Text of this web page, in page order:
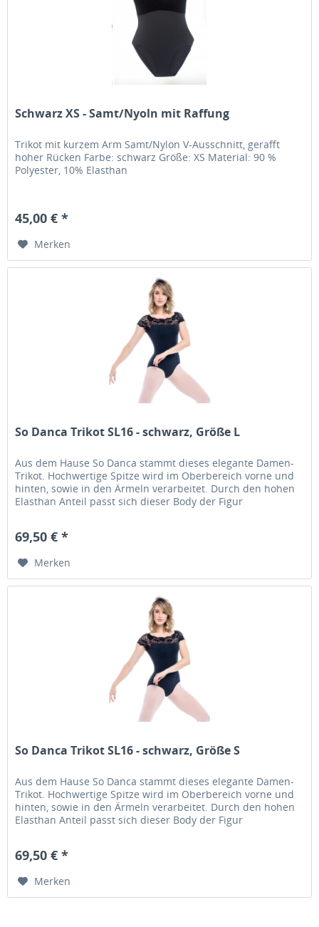
Schwarz XS - Samt/Nyoln mit Raffung
Trikot mit kurzem Arm Samt/Nylon V-Ausschnitt, gerafft
hoher Rücken Farbe: schwarz Größe: XS Material: 90 %
Polyester, 10% Elasthan
45,00 € *
Merken
So Danca Trikot SL16 - schwarz, Größe L
Aus dem Hause So Danca stammt dieses elegante Damen-
Trikot. Hochwertige Spitze wird im Oberbereich vorne und
hinten, sowie in den Ärmeln verarbeitet. Durch den hohen
Elasthan Anteil passt sich dieser Body der Figur
69,50 € *
Merken
So Danca Trikot SL16 - schwarz, Größe S
Aus dem Hause So Danca stammt dieses elegante Damen-
Trikot. Hochwertige Spitze wird im Oberbereich vorne und
hinten, sowie in den Ärmeln verarbeitet. Durch den hohen
Elasthan Anteil passt sich dieser Body der Figur
69,50 € *
Merken